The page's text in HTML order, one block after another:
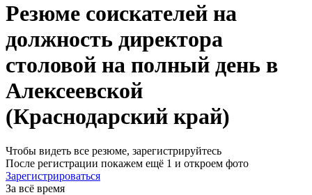
Резюме соискателей на
должность директора
столовой на полный день в
Алексеевской
(Краснодарский край)
Чтобы видеть все резюме, зарегистрируйтесь
После регистрации покажем ещё 1 и откроем фото
Зарегистрироваться
За всё время